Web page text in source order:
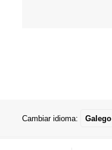
Cambiar idioma: Galego